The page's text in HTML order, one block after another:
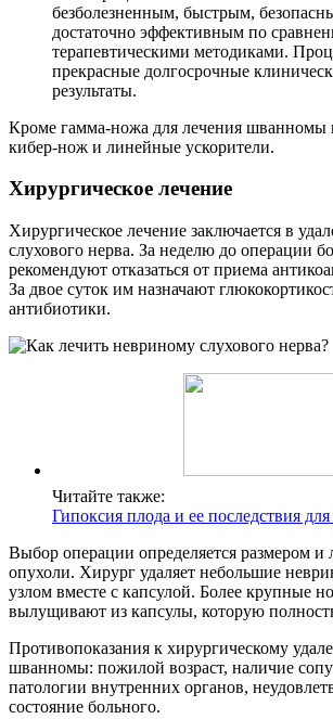
безболезненным, быстрым,
достаточно эффективным по
терапевтическими методиками.
прекрасные долгосрочные
результаты.
Кроме гамма-ножа для лечения шванномы
кибер-нож и линейные ускорители.
Хирургическое лечение
Хирургическое лечение заключается в
слухового нерва. За неделю до операции
рекомендуют отказаться от приема
За двое суток им назначают
антибиотики.
Читайте также:
Гипоксия плода и ее последствия для
Выбор операции определяется размером и
опухоли. Хирург удаляет небольшие
узлом вместе с капсулой. Более крупные
вылущивают из капсулы, которую
Противопоказания к хирургическому
шванномы: пожилой возраст, наличие
патологии внутренних органов,
состояние больного.